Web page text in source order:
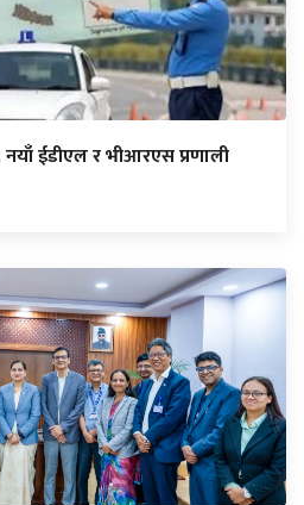
ईडीएल र भीआरएस प्रणाली